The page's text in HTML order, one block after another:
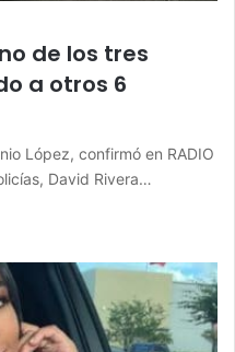
de los tres
a otros 6
López, confirmó en RADIO
David Rivera…